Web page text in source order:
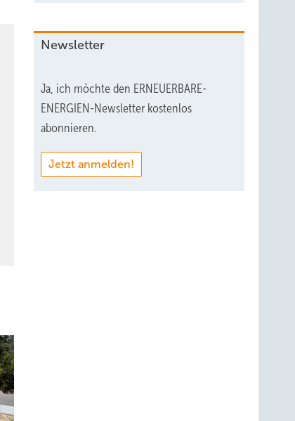
Newsletter
Ja, ich möchte den ERNEUERBARE-
ENERGIEN-Newsletter kostenlos
abonnieren.
Jetzt anmelden!